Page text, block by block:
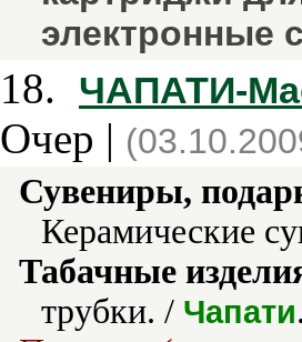
электронные
18. ЧАПАТИ-
Очер |
Сувениры,
Керамические
Табачные
трубки. / Чапати